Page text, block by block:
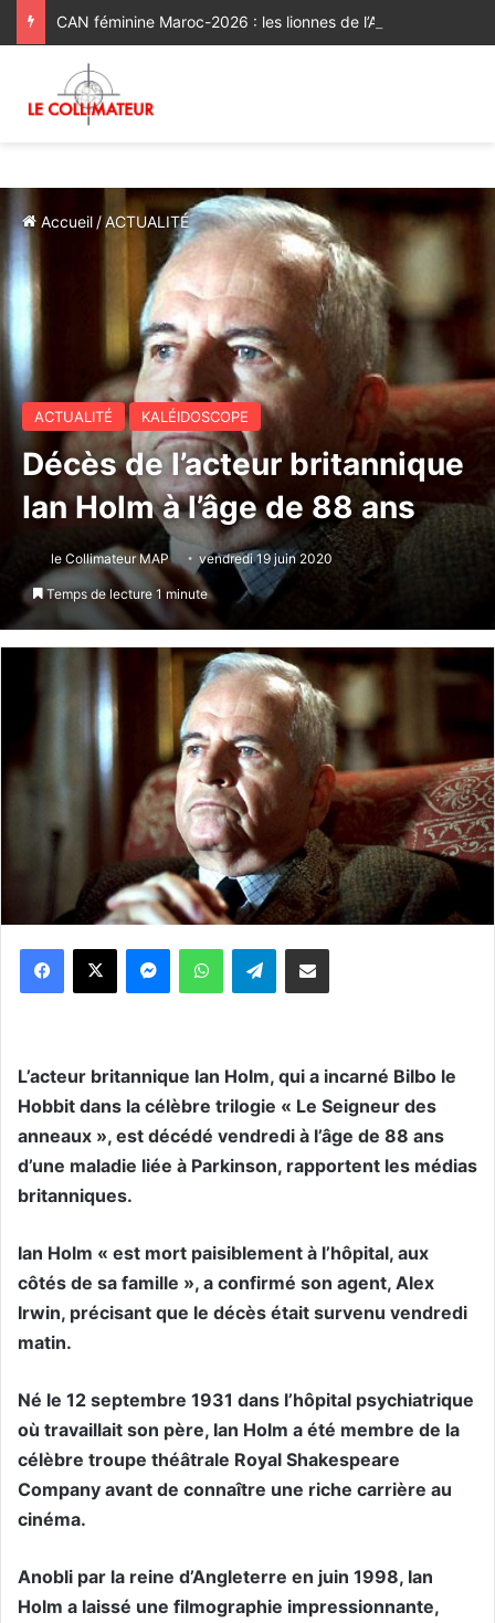
Accueil /ACTUALITÉ
ACTUALITÉ KALÉIDOSCOPE
Décès de l’acteur britannique
Ian Holm à l’âge de 88 ans
le Collimateur MAP vendredi 19 juin 2020
Temps de lecture 1 minute
WhatsApp Telegram
L’acteur britannique Ian Holm, qui a incarné Bilbo le
Hobbit dans la célèbre trilogie « Le Seigneur des
anneaux », est décédé vendredi à l’âge de 88 ans
d’une maladie liée à Parkinson, rapportent les médias
britanniques.
Ian Holm « est mort paisiblement à l’hôpital, aux
côtés de sa famille », a confirmé son agent, Alex
Irwin, précisant que le décès était survenu vendredi
matin.
Né le 12 septembre 1931 dans l’hôpital psychiatrique
où travaillait son père, Ian Holm a été membre de la
célèbre troupe théâtrale Royal Shakespeare
Company avant de connaître une riche carrière au
cinéma.
Anobli par la reine d’Angleterre en juin 1998, Ian
Holm a laissé une filmographie impressionnante,